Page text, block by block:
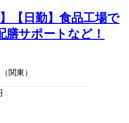
】【日勤】食品工場で
膳サポートなど！
関東）